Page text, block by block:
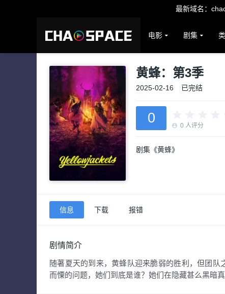
最新域名：
电影 剧集
黄蜂：第3季
2025-02-16 已完结
0 0 人评分
剧集《黄蜂》
信息 下载 报错
剧情简介
随著夏天的到来，黄蜂队迎来脆弱的胜利，但团
而慄的问题，她们到底是谁？她们在隐藏甚么黑暗真